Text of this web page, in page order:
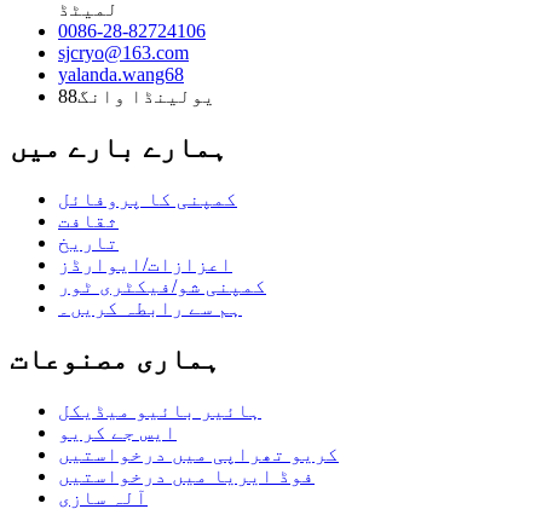
لمیٹڈ
0086-28-82724106
sjcryo@163.com
yalanda.wang68
یولینڈا وانگ88
ہمارے بارے میں
کمپنی کا پروفائل
ثقافت
تاریخ
اعزازات/ایوارڈز
کمپنی شو/فیکٹری ٹور
ہم سے رابطہ کریں۔
ہماری مصنوعات
ہائیر بائیو میڈیکل
ایس جے کریو
کریو تھراپی میں درخواستیں
فوڈ ایریا میں درخواستیں
آلہ سازی